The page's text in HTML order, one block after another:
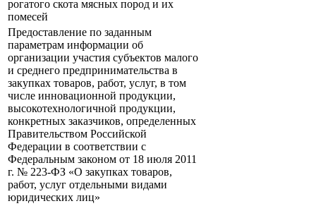
рогатого скота мясных пород и их
помесей
Предоставление по заданным
параметрам информации об
организации участия субъектов малого
и среднего предпринимательства в
закупках товаров, работ, услуг, в том
числе инновационной продукции,
высокотехнологичной продукции,
конкретных заказчиков, определенных
Правительством Российской
Федерации в соответствии с
Федеральным законом от 18 июля 2011
г. № 223-ФЗ «О закупках товаров,
работ, услуг отдельными видами
юридических лиц»